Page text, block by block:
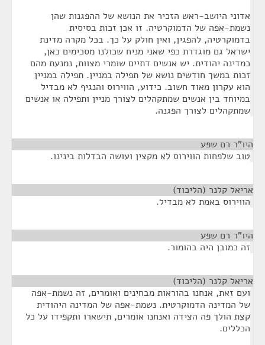
אדוני היושב-ראש הזכיר את הנושא של ההפגנות שהן
נשמת-אפה של הדמוקרטיה. זו אכן זכות בסיסית
בדמוקרטיה, להפגין, ואין חולק על כך. בכל מקרה מדינת
ישראל גם מוגדרת כפי שאני מניח שכולנו מסכימים כאן,
כמדינה יהודית. יש אנשים דתיים שומרי מצוות, נמנעת מהם
זכות במשך חודשים נושא של תפילה במניין. תפילה במניין
הוא עקרון מאוד חשוב. כידוע, הווירוס והנגיף לא מבדיל
במיוחד בין אנשים שמתקהלים לצורך מניין ותפילה או אנשים
שמתקהלים לצורך הפגנה.
היו"ר רם שפע
טוב שלפחות הווירוס לא מקצין ועושה הבדלות בינינו.
אריאל קלנר (הליכוד)
הווירוס באמת לא מבדיל.
היו"ר רם שפע
זה כמובן היה בהומור.
אריאל קלנר (הליכוד)
ועם זאת, אנחנו בהוראות מבחינים ואומרים, זה נשמת-אפה
של המדינה הדמוקרטית. נשמת-אפה של המדינה היהודית
קצת הולך פה הצידה ואנחנו אומרים, תישארו ותקפידו על כל
הכללים.